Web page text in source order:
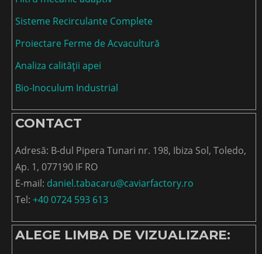
Sisteme Recirculante Complete
Proiectare Ferme de Acvacultură
Analiza calității apei
Bio-Inoculum Industrial
CONTACT
Adresă: B-dul Pipera Tunari nr. 198, Ibiza Sol, Toledo,
Ap. 1, 077190 IF RO
E-mail: daniel.tabacaru@caviarfactory.ro
Tel: +40 0724 593 613
ALEGE LIMBA DE VIZUALIZARE: